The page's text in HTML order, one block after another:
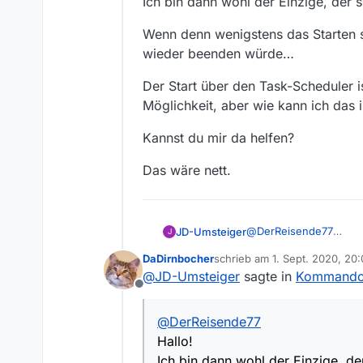
Wenn denn wenigstens das
wieder beenden würde…
Der Start über den Task-
Möglichkeit, aber wie kann ich das
Kannst du mir da helfen?
Das wäre nett.
J JD-Umsteiger@DerReisende77
Ich bin dann wohl der
Wenn denn
wieder beenden
Kannst du mir da
Das wäre nett.
Offline
DaDirnbocherschrieb am 1. Sept. 2020,
zuletzt editiert von
@JD-Umsteiger sagte in
@DerReisende77
Hallo!